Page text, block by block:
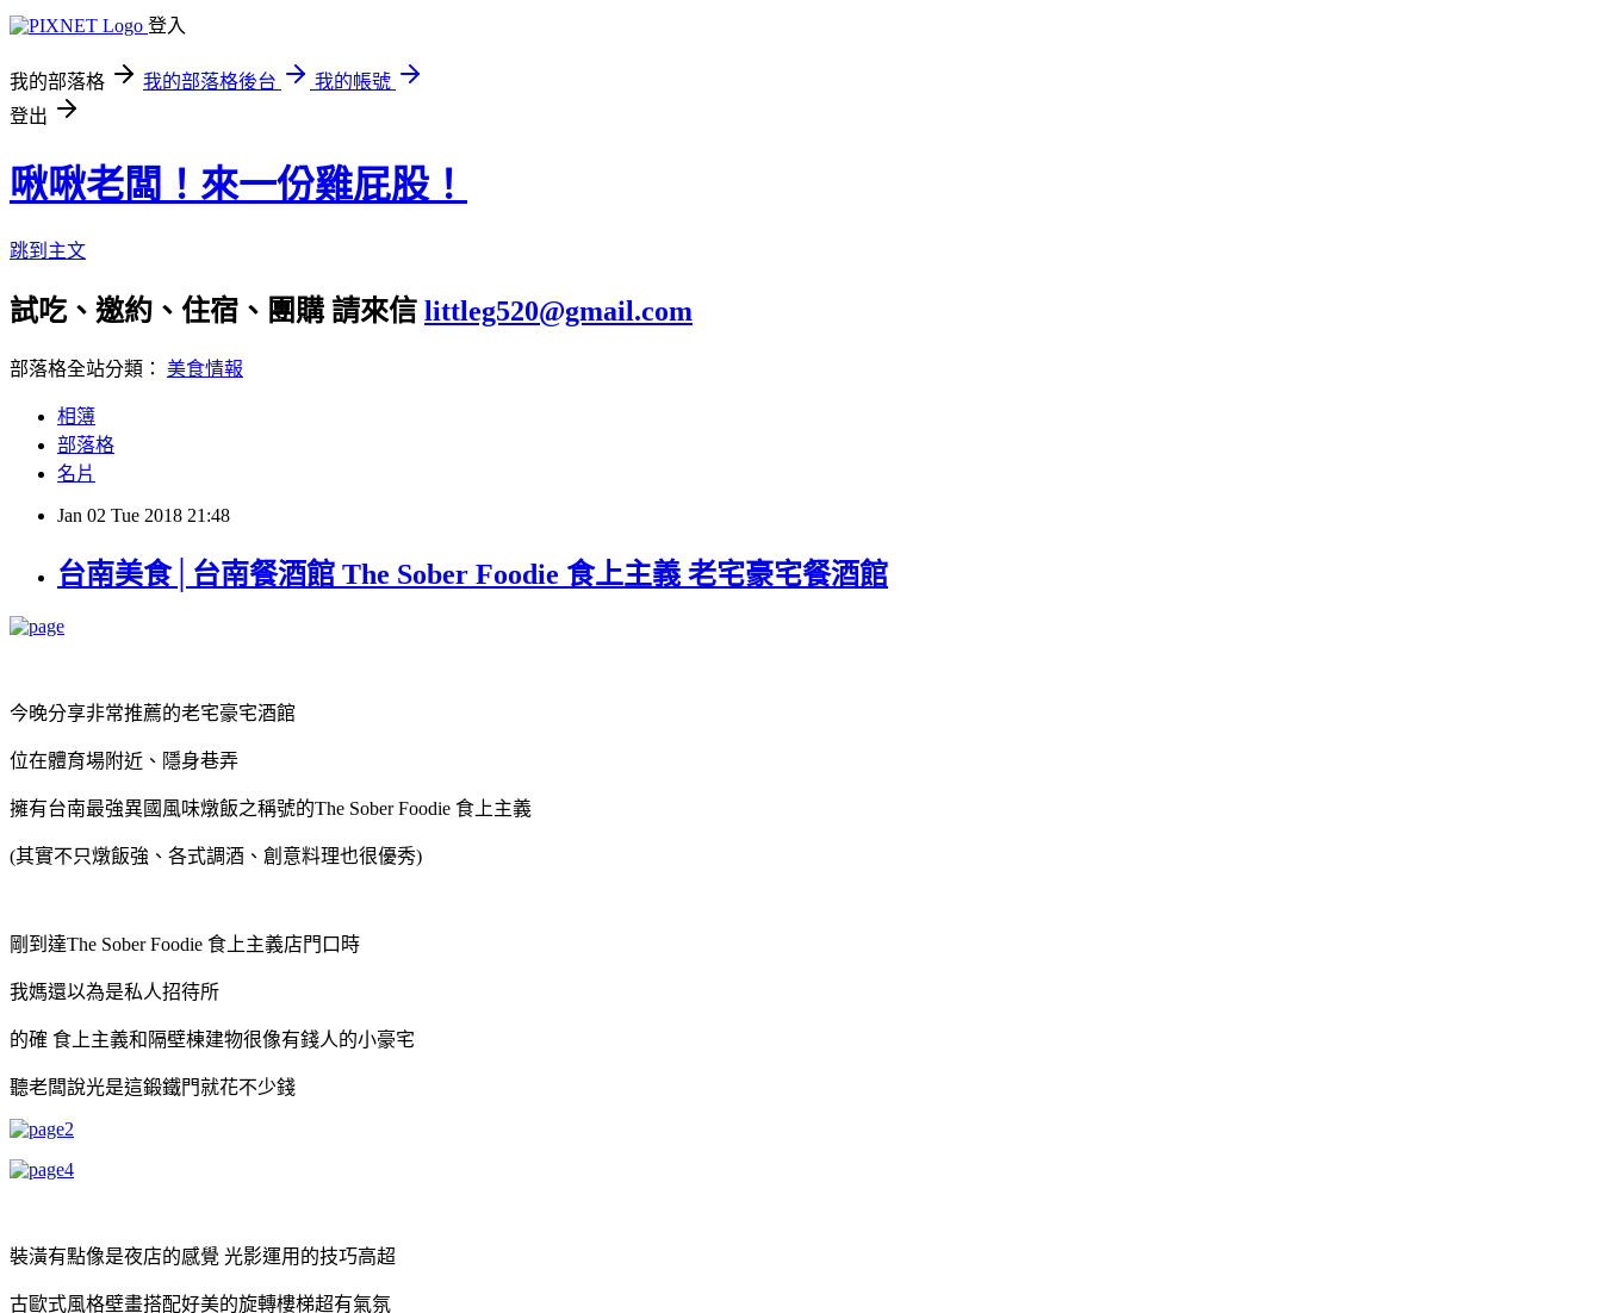
登入
我的部落格 我的部落格後台
我的帳號
登出
啾啾老闆！來一份雞屁股！
跳到主文
試吃、邀約、住宿、團購 請來信 littleg520@gmail.com
部落格全站分類： 美食情報
相簿
部落格
名片
Jan 02 Tue 2018 21:48
台南美食│台南餐酒館 The Sober Foodie 食上主義 老宅豪宅餐酒館
今晚分享非常推薦的老宅豪宅酒館
位在體育場附近、隱身巷弄
擁有台南最強異國風味燉飯之稱號的The Sober Foodie 食上主義
(其實不只燉飯強、各式調酒、創意料理也很優秀)
剛到達The Sober Foodie 食上主義店門口時
我媽還以為是私人招待所
的確 食上主義和隔壁棟建物很像有錢人的小豪宅
聽老闆說光是這鍛鐵門就花不少錢
裝潢有點像是夜店的感覺 光影運用的技巧高超
古歐式風格壁畫搭配好美的旋轉樓梯超有氣氛